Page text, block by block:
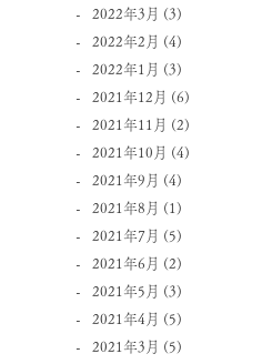
2022年3月 (3)
2022年2月 (4)
2022年1月 (3)
2021年12月 (6)
2021年11月 (2)
2021年10月 (4)
2021年9月 (4)
2021年8月 (1)
2021年7月 (5)
2021年6月 (2)
2021年5月 (3)
2021年4月 (5)
2021年3月 (5)